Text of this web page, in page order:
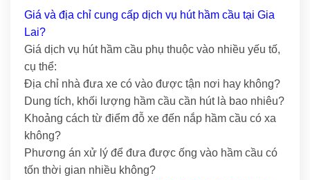
Giá và địa chỉ cung cấp dịch vụ hút hầm cầu tại Gia
Lai?
Giá dịch vụ hút hầm cầu phụ thuộc vào nhiều yếu tố,
cụ thể:
Địa chỉ nhà đưa xe có vào được tận nơi hay không?
Dung tích, khối lượng hầm cầu cần hút là bao nhiêu?
Khoảng cách từ điểm đỗ xe đến nắp hầm cầu có xa
không?
Phương án xử lý để đưa được ống vào hầm cầu có
tốn thời gian nhiều không?